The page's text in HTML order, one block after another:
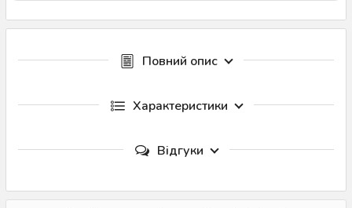
Повний опис
Характеристики
Відгуки